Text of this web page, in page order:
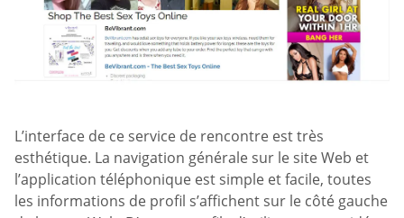
L’interface de ce service de rencontre est très
esthétique. La navigation générale sur le site Web et
l’application téléphonique est simple et facile, toutes
les informations de profil s’affichent sur le côté gauche